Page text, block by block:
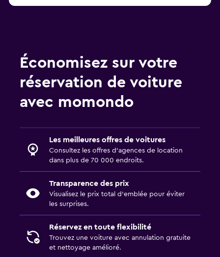
Économisez sur votre
réservation de voiture
avec momondo
Les meilleures offres de voitures
Consultez les offres d’agences de location
dans plus de 70 000 endroits.
Transparence des prix
Visualisez le prix total d’emblée pour éviter
les surprises.
Réservez en toute flexibilité
Trouvez une voiture avec annulation gratuite
et nettoyage amélioré.